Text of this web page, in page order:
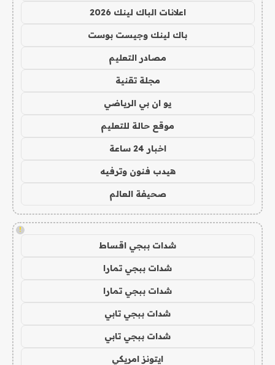
اعلانات الباك لينك 2026
باك لينك وجيست بوست
مصادر التعليم
مجلة تقنية
يو ان بي الرياضي
موقع حالة للتعليم
اخبار 24 ساعة
هيدب فنون وترفيه
صحيفة العالم
!
شدات ببجي اقساط
شدات ببجي تمارا
شدات ببجي تمارا
شدات ببجي تابي
شدات ببجي تابي
ايتونز امريكي